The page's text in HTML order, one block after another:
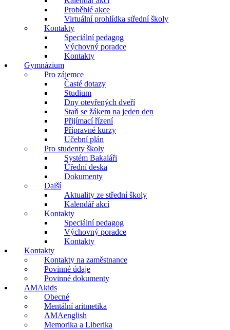
Proběhlé akce
Virtuální prohlídka střední školy
Kontakty
Speciální pedagog
Výchovný poradce
Kontakty
Gymnázium
Pro zájemce
Časté dotazy
Studium
Dny otevřených dveří
Staň se žákem na jeden den
Přijímací řízení
Přípravné kurzy
Učební plán
Pro studenty školy
Systém Bakaláři
Úřední deska
Dokumenty
Další
Aktuality ze střední školy
Kalendář akcí
Kontakty
Speciální pedagog
Výchovný poradce
Kontakty
Kontakty
Kontakty na zaměstnance
Povinné údaje
Povinné dokumenty
AMAkids
Obecné
Mentální aritmetika
AMAenglish
Memorika a Liberika